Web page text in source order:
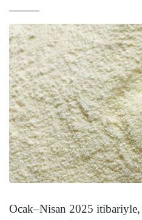
Ocak–Nisan 2025 itibariyle,